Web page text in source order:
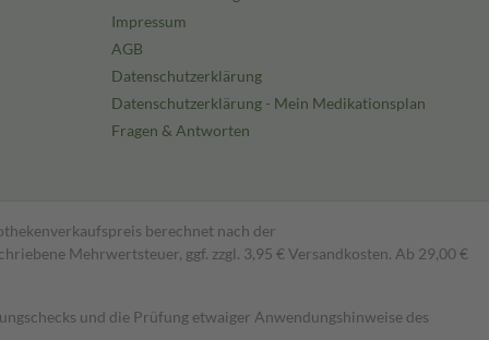
Impressum
AGB
Datenschutzerklärung
Datenschutzerklärung - Mein Medikationsplan
Fragen & Antworten
berechnet nach der
Mehrwertsteuer, ggf. zzgl. 3,95 € Versandkosten. Ab 29,00 €
und die Prüfung etwaiger Anwendungshinweise des